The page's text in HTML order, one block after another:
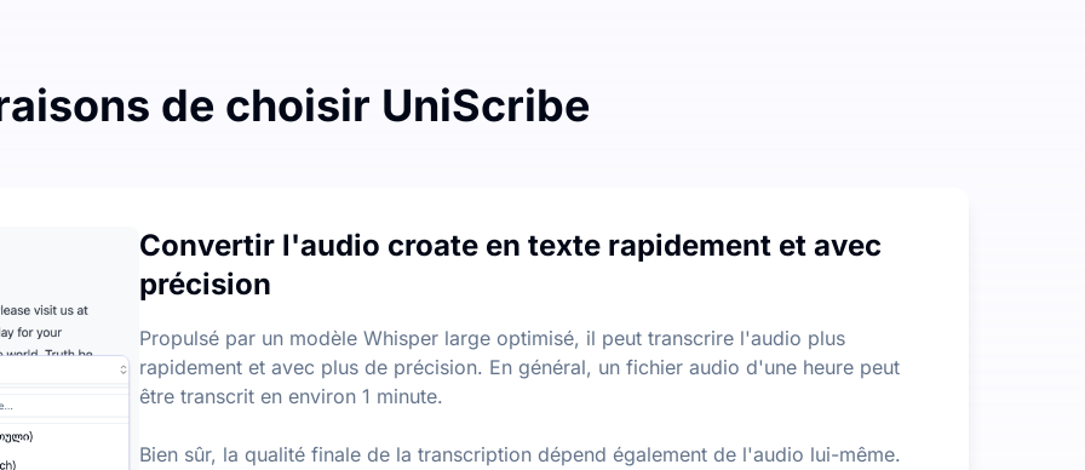
de choisir UniScribe
chaque mois, avec une limite quotidienne de 3 fichiers. Il n'y a aucune restriction sur la durée ou la taille des
transcription audio-texte
mentales et des points clés à partir de fichiers audio et vidéo, vous aidant à extraire rapidement les informations
Convertir l'audio croate en texte rapidement et avec
précision
Propulsé par un modèle Whisper large optimisé, il peut transcrire l'audio plus
rapidement et avec plus de précision. En général, un fichier audio d'une heure peut
être transcrit en environ 1 minute.
Bien sûr, la qualité finale de la transcription dépend également de l'audio lui-même.